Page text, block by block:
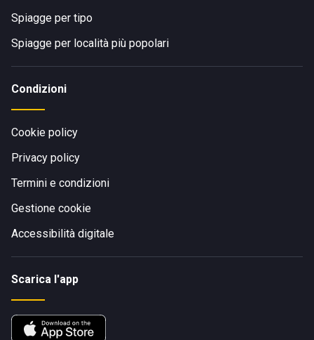
Spiagge per tipo
Spiagge per località più popolari
Condizioni
Cookie policy
Privacy policy
Termini e condizioni
Gestione cookie
Accessibilità digitale
Scarica l'app